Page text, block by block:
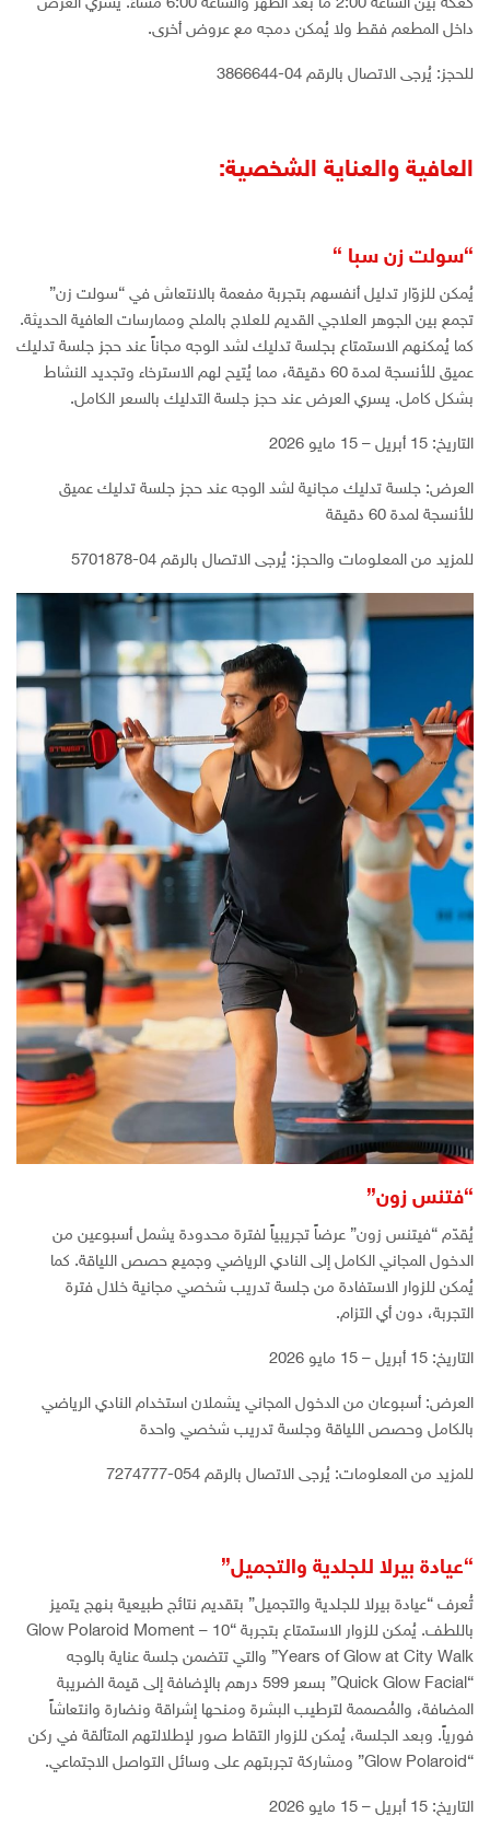
داخل المطعم فقط ولا يُمكن دمجه مع عروض أخرى.
للحجز: يُرجى الاتصال بالرقم 04-3866644
العافية والعناية الشخصية:
“سولت زن سبا “
يُمكن للزوّار تدليل أنفسهم بتجربة مفعمة بالانتعاش في “سولت زن”
تجمع بين الجوهر العلاجي القديم للعلاج بالملح وممارسات العافية الحديثة.
كما يُمكنهم الاستمتاع بجلسة تدليك لشد الوجه مجاناً عند حجز جلسة تدليك
عميق للأنسجة لمدة 60 دقيقة، مما يُتيح لهم الاسترخاء وتجديد النشاط
بشكل كامل. يسري العرض عند حجز جلسة التدليك بالسعر الكامل.
التاريخ: 15 أبريل – 15 مايو 2026
العرض: جلسة تدليك مجانية لشد الوجه عند حجز جلسة تدليك عميق
للأنسجة لمدة 60 دقيقة
للمزيد من المعلومات والحجز: يُرجى الاتصال بالرقم 04-5701878
“فتنس زون”
يُقدّم “فيتنس زون” عرضاً تجريبياً لفترة محدودة يشمل أسبوعين من
الدخول المجاني الكامل إلى النادي الرياضي وجميع حصص اللياقة. كما
يُمكن للزوار الاستفادة من جلسة تدريب شخصي مجانية خلال فترة
التجربة، دون أي التزام.
التاريخ: 15 أبريل – 15 مايو 2026
العرض: أسبوعان من الدخول المجاني يشملان استخدام النادي الرياضي
بالكامل وحصص اللياقة وجلسة تدريب شخصي واحدة
للمزيد من المعلومات: يُرجى الاتصال بالرقم 054-7274777
“عيادة بيرلا للجلدية والتجميل”
تُعرف “عيادة بيرلا للجلدية والتجميل” بتقديم نتائج طبيعية بنهج يتميز
باللطف. يُمكن للزوار الاستمتاع بتجربة “Glow Polaroid Moment – 10
Years of Glow at City Walk” والتي تتضمن جلسة عناية بالوجه
“Quick Glow Facial” بسعر 599 درهم بالإضافة إلى قيمة الضريبة
المضافة، والمُصممة لترطيب البشرة ومنحها إشراقة ونضارة وانتعاشاً
فورياً. وبعد الجلسة، يُمكن للزوار التقاط صور لإطلالتهم المتألقة في ركن
“Glow Polaroid” ومشاركة تجربتهم على وسائل التواصل الاجتماعي.
التاريخ: 15 أبريل – 15 مايو 2026